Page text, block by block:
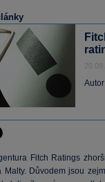
Fitch Ratings
Malty. Důvodem jsou